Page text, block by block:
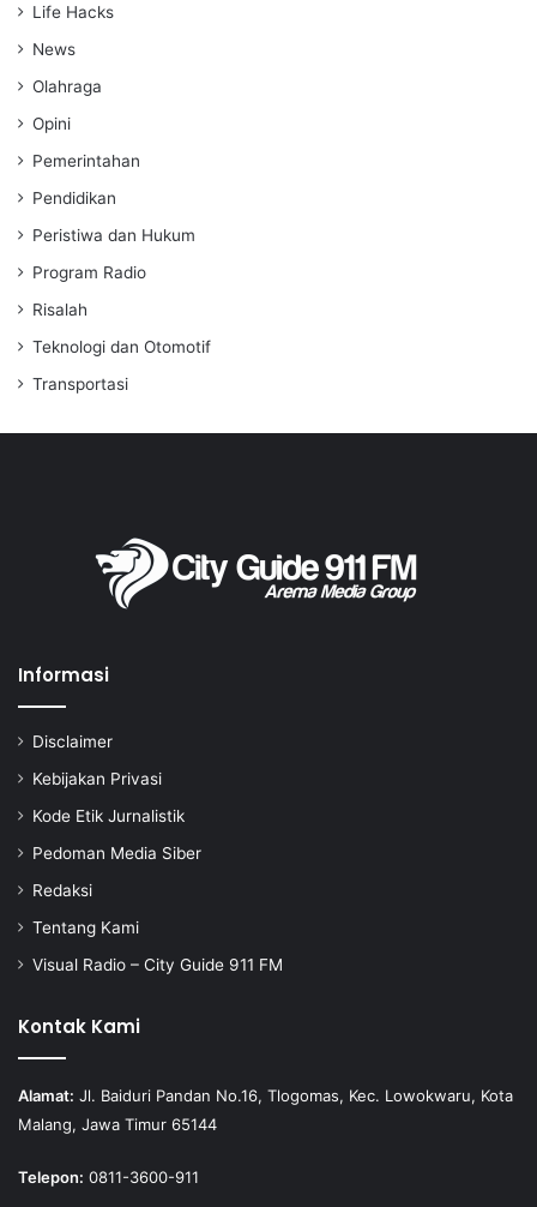
Life Hacks
News
Olahraga
Opini
Pemerintahan
Pendidikan
Peristiwa dan Hukum
Program Radio
Risalah
Teknologi dan Otomotif
Transportasi
Informasi
Disclaimer
Kebijakan Privasi
Kode Etik Jurnalistik
Pedoman Media Siber
Redaksi
Tentang Kami
Visual Radio – City Guide 911 FM
Kontak Kami
Alamat: Jl. Baiduri Pandan No.16, Tlogomas, Kec. Lowokwaru, Kota
Malang, Jawa Timur 65144
Telepon: 0811-3600-911